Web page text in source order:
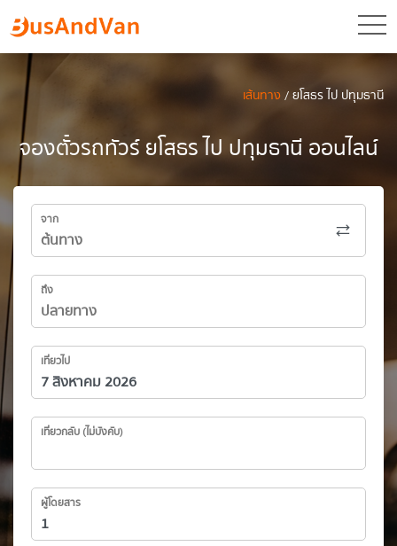
เส้นทาง/ ยโสธร ไป ปทุมธานี
จองตั๋วรถทัวร์ ยโสธร ไป ปทุมธานี ออนไลน์
จาก
ถึง
เที่ยวไป
เที่ยวกลับ (ไม่บังคับ)
ผู้โดยสาร